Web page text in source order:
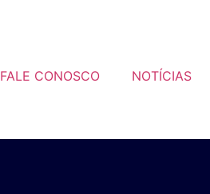
FALE CONOSCO NOTÍCIAS